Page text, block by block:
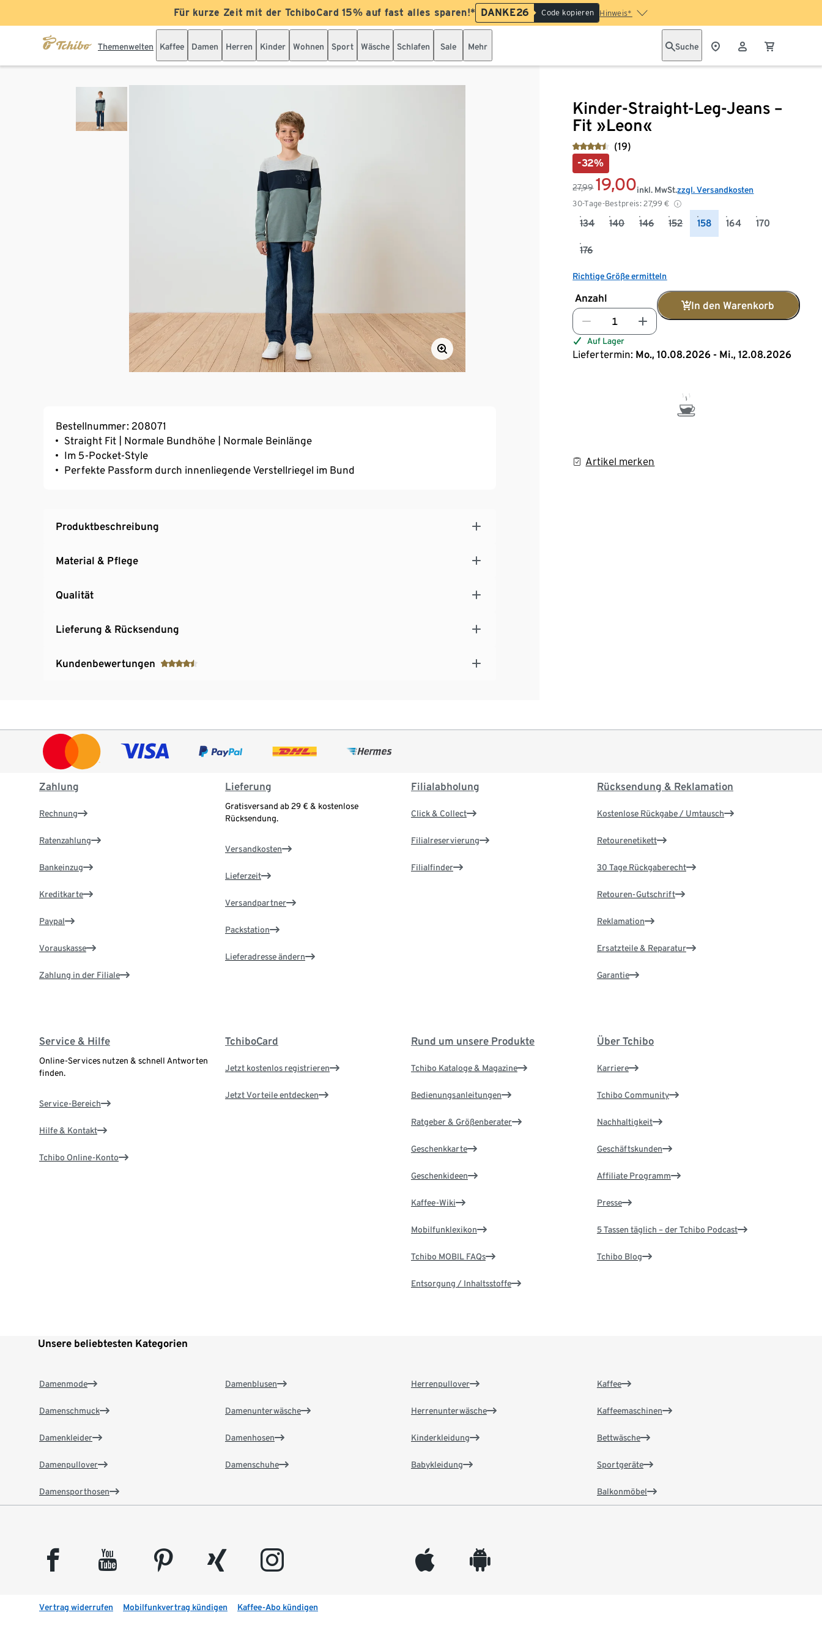
Für kurze Zeit mit der TchiboCard 15% auf fast alles sparen!* DANKE26 Code kopieren Hinweis*
Themenwelten Kaffee Damen Herren Kinder Wohnen Sport Wäsche Schlafen Sale Mehr Suche
Kinder-Straight-Leg-Jeans –
Fit »Leon«
(19)
-32%
27,99 19,00
30-Tage-Bestpreis: 27,99 €
inkl. MwSt.zzgl. Versandkosten
134 140 146 152 158 164 170
176
Richtige Größe ermitteln
Anzahl
In den Warenkorb
Auf Lager
Liefertermin: Mo., 10.08.2026 - Mi., 12.08.2026
Artikel merken
Bestellnummer: 208071
Straight Fit | Normale Bundhöhe | Normale Beinlänge
Im 5-Pocket-Style
Perfekte Passform durch innenliegende Verstellriegel im Bund
Produktbeschreibung
Material & Pflege
Qualität
Lieferung & Rücksendung
Kundenbewertungen
Zahlung
Rechnung
Ratenzahlung
Bankeinzug
Kreditkarte
Paypal
Vorauskasse
Zahlung in der Filiale
Lieferung
Gratisversand ab 29 € & kostenlose
Rücksendung.
Versandkosten
Lieferzeit
Versandpartner
Packstation
Lieferadresse ändern
Filialabholung
Click & Collect
Filialreservierung
Filialfinder
Rücksendung & Reklamation
Kostenlose Rückgabe / Umtausch
Retourenetikett
30 Tage Rückgaberecht
Retouren-Gutschrift
Reklamation
Ersatzteile & Reparatur
Garantie
Service & Hilfe
Online-Services nutzen & schnell Antworten
finden.
Service-Bereich
Hilfe & Kontakt
Tchibo Online-Konto
TchiboCard
Jetzt kostenlos registrieren
Jetzt Vorteile entdecken
Rund um unsere Produkte
Tchibo Kataloge & Magazine
Bedienungsanleitungen
Ratgeber & Größenberater
Geschenkkarte
Geschenkideen
Kaffee-Wiki
Mobilfunklexikon
Tchibo MOBIL FAQs
Entsorgung / Inhaltsstoffe
Über Tchibo
Karriere
Tchibo Community
Nachhaltigkeit
Geschäftskunden
Affiliate Programm
Presse
5 Tassen täglich – der Tchibo Podcast
Tchibo Blog
Unsere beliebtesten Kategorien
Damenmode
Damenschmuck
Damenkleider
Damenpullover
Damensporthosen
Damenblusen
Damenunterwäsche
Damenhosen
Damenschuhe
Herrenpullover
Herrenunterwäsche
Kinderkleidung
Babykleidung
Kaffee
Kaffeemaschinen
Bettwäsche
Sportgeräte
Balkonmöbel
facebook youtube pinterest xing instagram appleinc android
Vertrag widerrufen Mobilfunkvertrag kündigen Kaffee-Abo kündigen